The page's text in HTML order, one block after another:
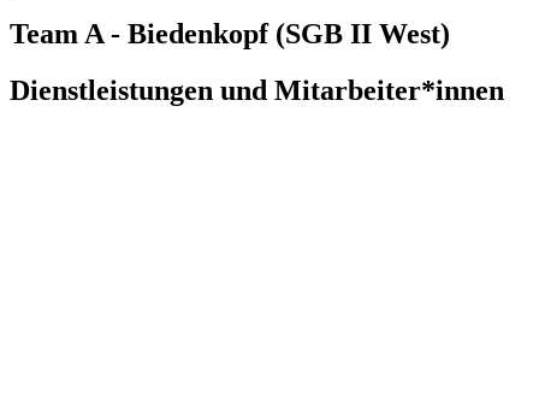
Team A - Biedenkopf (SGB II West)
Dienstleistungen und Mitarbeiter*innen